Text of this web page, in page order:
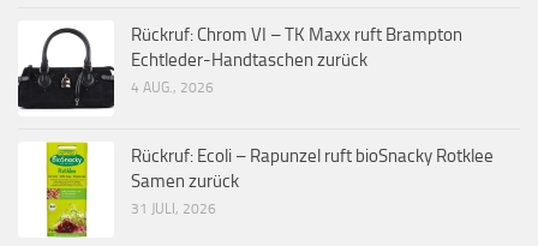
Rückruf: Chrom VI – TK Maxx ruft Brampton
Echtleder-Handtaschen zurück
4 AUG., 2026
Rückruf: Ecoli – Rapunzel ruft bioSnacky Rotklee
Samen zurück
31 JULI, 2026